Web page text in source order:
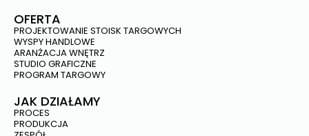
OFERTA
PROJEKTOWANIE STOISK TARGOWYCH
WYSPY HANDLOWE
ARANŻACJA WNĘTRZ
STUDIO GRAFICZNE
PROGRAM TARGOWY
JAK DZIAŁAMY
PROCES
PRODUKCJA